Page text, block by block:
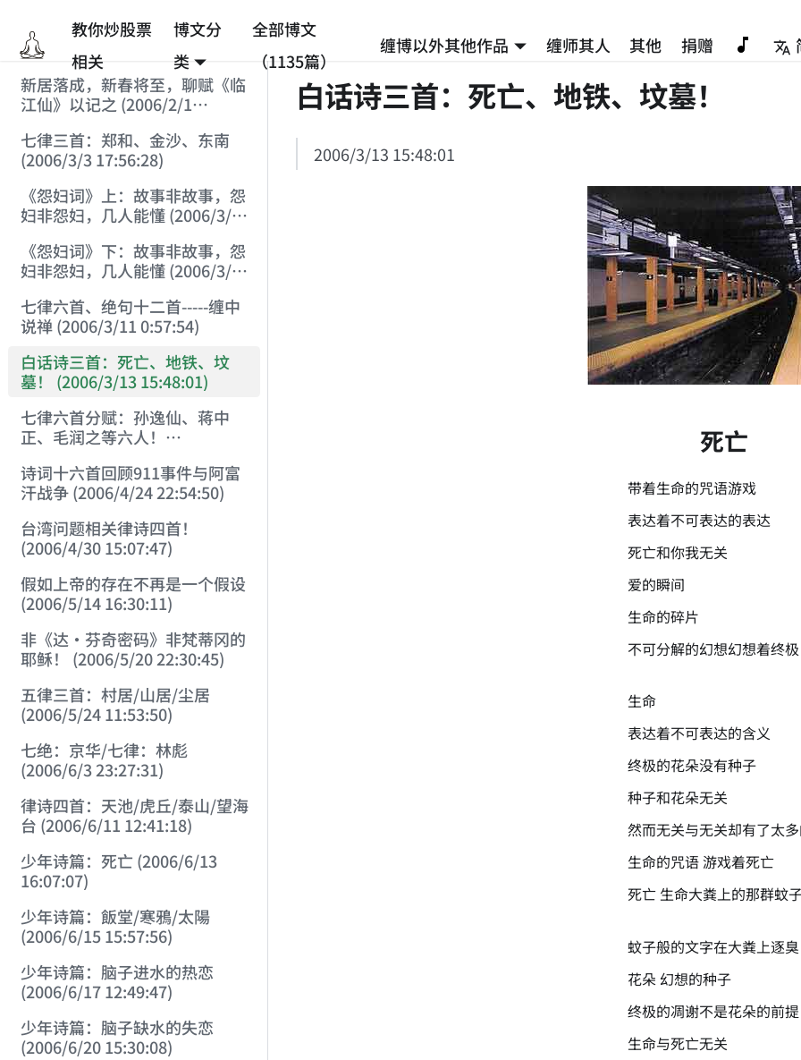
教你炒股票
相关
博文分
类
全部博文
（1135篇）
缠博以外其他作品 缠师其人 其他 捐赠
新居落成，新春将至，聊赋《临
江仙》以记之 (2006/2/1
七律三首：郑和、金沙、东南
(2006/3/3 17:56:28)
《怨妇词》上：故事非故事，怨
妇非怨妇，几人能懂 (2006/3/6
《怨妇词》下：故事非故事，怨
妇非怨妇，几人能懂 (2006/3/6
七律六首、绝句十二首-----缠中
说禅 (2006/3/11 0:57:54)
白话诗三首：死亡、地铁、坟
墓！ (2006/3/13 15:48:01)
七律六首分赋：孙逸仙、蒋中
正、毛润之等六人！
诗词十六首回顾911事件与阿富
汗战争 (2006/4/24 22:54:50)
台湾问题相关律诗四首！
(2006/4/30 15:07:47)
假如上帝的存在不再是一个假设
(2006/5/14 16:30:11)
非《达·芬奇密码》非梵蒂冈的
耶稣！ (2006/5/20 22:30:45)
五律三首：村居/山居/尘居
(2006/5/24 11:53:50)
七绝：京华/七律：林彪
(2006/6/3 23:27:31)
律诗四首：天池/虎丘/泰山/望海
台 (2006/6/11 12:41:18)
少年诗篇：死亡 (2006/6/13
16:07:07)
少年诗篇：飯堂/寒鴉/太陽
(2006/6/15 15:57:56)
少年诗篇：脑子进水的热恋
(2006/6/17 12:49:47)
少年诗篇：脑子缺水的失恋
(2006/6/20 15:30:08)
白话诗三首：死亡、地铁、坟墓！
2006/3/13 15:48:01
死亡
带着生命的咒语游戏
表达着不可表达的表达
死亡和你我无关
爱的瞬间
生命的碎片
不可分解的幻想幻想着终极
生命
表达着不可表达的含义
终极的花朵没有种子
种子和花朵无关
然而无关与无关却有了太
生命的咒语 游戏着死亡
死亡 生命大粪上的那群蚊
蚊子般的文字在大粪上逐臭
花朵 幻想的种子
终极的凋谢不是花朵的前提
生命与死亡无关